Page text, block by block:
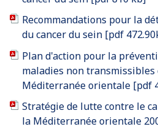
Recommandations pour la
du cancer du sein [pdf
Plan d'action pour la
maladies non transmissibles
Méditerranée orientale [pdf
Stratégie de lutte contre le
la Méditerranée orientale